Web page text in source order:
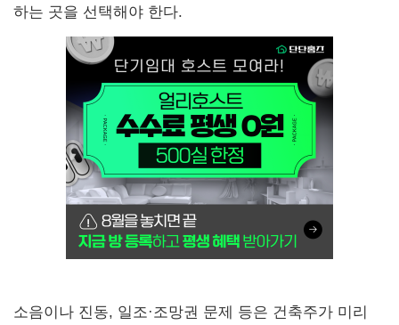
하는 곳을 선택해야 한다.
소음이나 진동, 일조·조망권 문제 등은 건축주가 미리